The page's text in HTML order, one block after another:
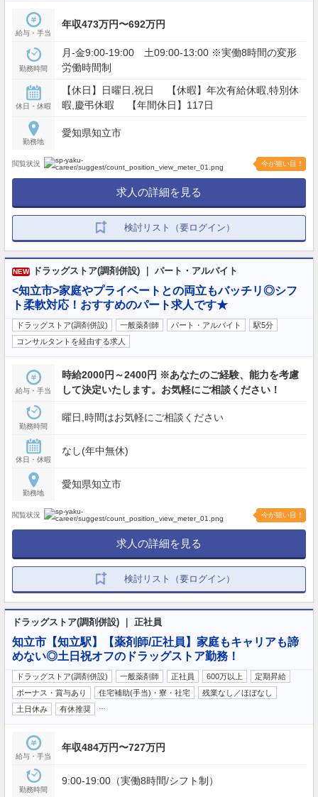
給与・手当
年収473万円〜692万円
勤務時間
月-金9:00-19:00 土09:00-13:00 ※実働8時間の変形
労働時間制
休日・休暇
【休日】日曜日,祝日 【休暇】年次有給休暇,特別休
暇,慶弔休暇 【年間休日】117日
勤務地
愛知県知立市
閲覧状況 今が狙い目！
求人の詳細を見る
検討リスト（要ログイン）
NEW ドラッグストア(調剤併設) ｜ パート・アルバイト
<知立市>家庭やプライベートとの両立もバッチリ◎シフ
ト柔軟対応！おすすめのパート求人です★
ドラッグストア(調剤併設) 一般薬剤師 パート・アルバイト
駅5分
コンサルタントを経由する求人
給与・手当
時給2000円～2400円 ※あなたのご経験、能力を考慮
して決定いたします。お気軽にご相談ください！
勤務時間
曜日,時間はお気軽にご相談ください
休日・休暇
なし(年中無休)
勤務地
愛知県知立市
閲覧状況 今が狙い目！
求人の詳細を見る
検討リスト（要ログイン）
ドラッグストア(調剤併設) ｜ 正社員
知立市【知立駅】【薬剤師/正社員】家庭もキャリアも諦
めない◎土日祝オフのドラッグストア勤務！
ドラッグストア(調剤併設) 一般薬剤師 正社員 600万以上
定期昇給
ボーナス・賞与あり
住宅補助(手当)・寮・社宅
残業なし／ほぼなし
土日休み
有休推奨
給与・手当
年収484万円〜727万円
勤務時間
9:00-19:00（実働8時間/シフト制）